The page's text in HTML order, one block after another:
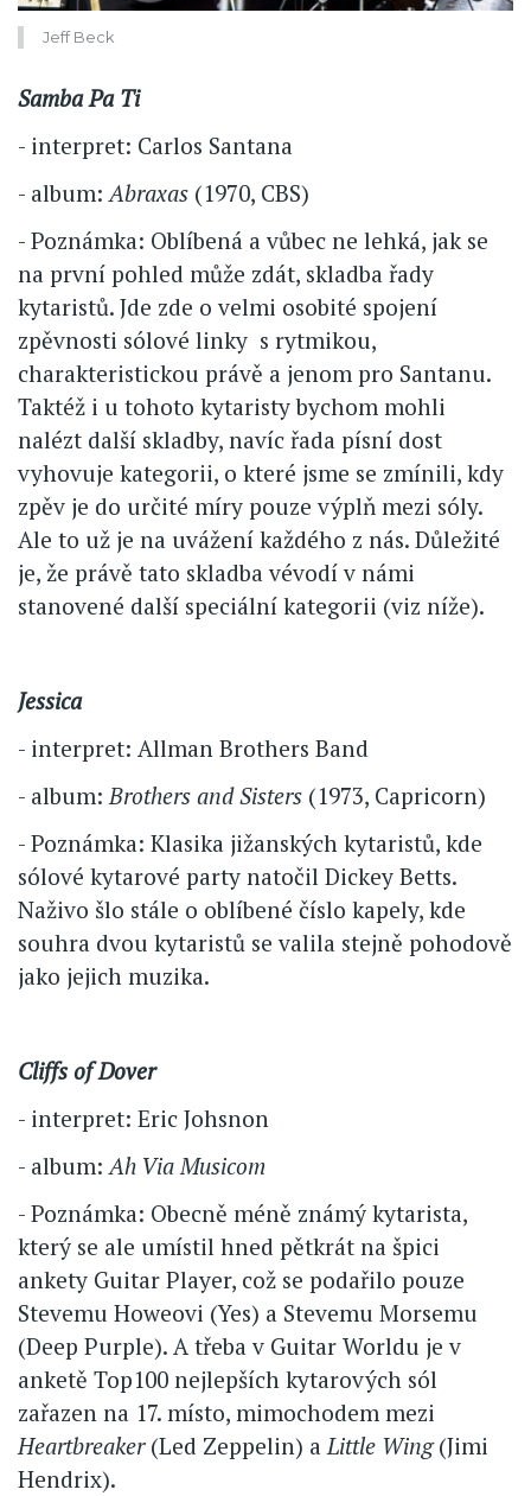
Jeff Beck
Samba Pa Ti
- interpret: Carlos Santana
- album:Abraxas (1970, CBS)
- Poznámka: Oblíbená a vůbec ne lehká, jak se
na první pohled může zdát, skladba řady
kytaristů. Jde zde o velmi osobité spojení
zpěvnosti sólové linky s rytmikou,
charakteristickou právě a jenom pro Santanu.
Taktéž i u tohoto kytaristy bychom mohli
nalézt další skladby, navíc řada písní dost
vyhovuje kategorii, o které jsme se zmínili, kdy
zpěv je do určité míry pouze výplň mezi sóly.
Ale to už je na uvážení každého z nás. Důležité
je, že právě tato skladba vévodí v námi
stanovené další speciální kategorii (viz níže).
Jessica
- interpret: Allman Brothers Band
- album:Brothers and Sisters (1973, Capricorn)
- Poznámka: Klasika jižanských kytaristů, kde
sólové kytarové party natočil Dickey Betts.
Naživo šlo stále o oblíbené číslo kapely, kde
souhra dvou kytaristů se valila stejně pohodově
jako jejich muzika.
Cliffs of Dover
- interpret: Eric Johsnon
- album:Ah Via Musicom
- Poznámka: Obecně méně známý kytarista,
který se ale umístil hned pětkrát na špici
ankety Guitar Player, což se podařilo pouze
Stevemu Howeovi (Yes) a Stevemu Morsemu
(Deep Purple). A třeba v Guitar Worldu je v
anketě Top100 nejlepších kytarových sól
zařazen na 17. místo, mimochodem mezi
Heartbreaker(Led Zeppelin) aLittle Wing(Jimi
Hendrix).